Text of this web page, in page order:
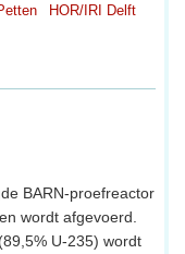
HOR/IRI Delft
BARN-proefreactor
wordt afgevoerd.
U-235) wordt